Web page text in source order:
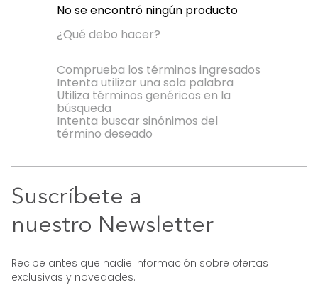
No se encontró ningún producto
¿Qué debo hacer?
Comprueba los términos ingresados
Intenta utilizar una sola palabra
Utiliza términos genéricos en la
búsqueda
Intenta buscar sinónimos del
término deseado
Suscríbete a
nuestro Newsletter
Recibe antes que nadie información sobre ofertas
exclusivas y novedades.
Sofa
Cuadros
Cama
Mesa Centro
Mesa Noche